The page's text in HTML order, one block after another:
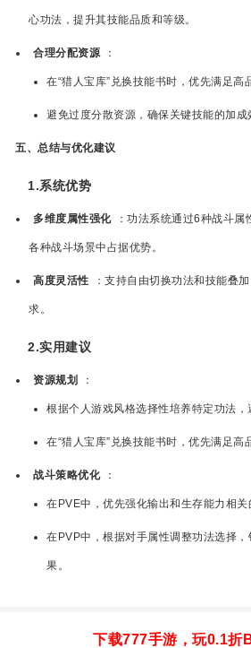
心功法，提升其技能品质和等级。
合理分配资源 ：
在“猎人宝库”兑换技能书时，优先满足高
避免过度分散资源，确保关键技能的加成
五、总结与优化建议
1.系统优势
多维度属性强化 ：功法系统通过6种战斗
各种战斗场景中占据优势。
高度灵活性 ：支持自由切换功法和技能叠
求。
2.实用建议
资源规划 ：
根据个人游戏风格选择性培养特定功法，
在“猎人宝库”兑换技能书时，优先满足高
战斗策略优化 ：
在PVE中，优先强化输出和生存能力相关
在PVP中，根据对手属性调整功法选择
果。
下载777手游，玩0.1折